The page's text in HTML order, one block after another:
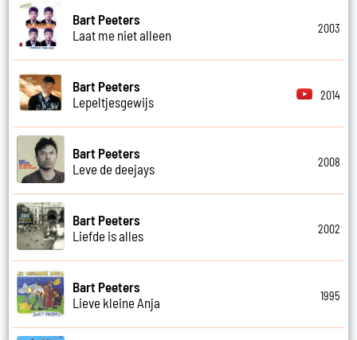
Bart Peeters
Laat me niet alleen
2003
Bart Peeters
Lepeltjesgewijs
2014
Bart Peeters
Leve de deejays
2008
Bart Peeters
Liefde is alles
2002
Bart Peeters
Lieve kleine Anja
1995